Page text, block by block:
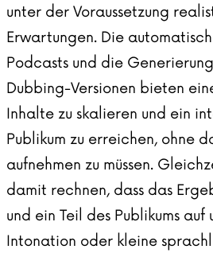
unter der Voraussetzung
Erwartungen. Die
Podcasts und die
Dubbing-Versionen bieten
Inhalte zu skalieren und ein
Publikum zu erreichen, ohne
aufnehmen zu müssen.
damit rechnen, dass das
und ein Teil des Publikums
Intonation oder kleine